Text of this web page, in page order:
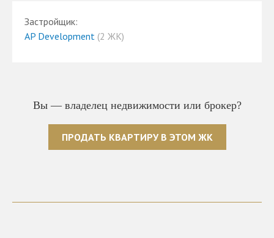
Застройщик:
AP Development (2 ЖК)
Вы — владелец недвижимости или брокер?
ПРОДАТЬ КВАРТИРУ В ЭТОМ ЖК